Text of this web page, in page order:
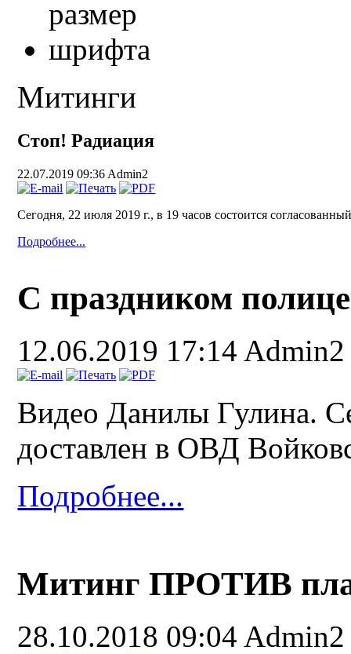
Митинги
Стоп! Радиация
22.07.2019 09:36 Admin2
Сегодня, 22 июля 2019 г., в 19 часов состоится
Подробнее...
С праздником
12.06.2019 17:14 Admin2
Видео Данилы Гулина.
доставлен в ОВД
Подробнее...
Митинг ПРОТИВ
28.10.2018 09:04 Admin2